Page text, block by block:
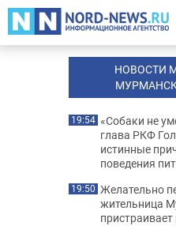
НОВОСТИ
19:54 «Собаки не
глава РКФ
истинные
поведения
19:50 Желательно
жительница